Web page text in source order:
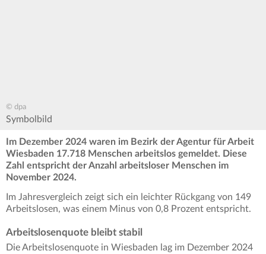
© dpa
Symbolbild
Im Dezember 2024 waren im Bezirk der Agentur für Arbeit
Wiesbaden 17.718 Menschen arbeitslos gemeldet. Diese
Zahl entspricht der Anzahl arbeitsloser Menschen im
November 2024.
Im Jahresvergleich zeigt sich ein leichter Rückgang von 149
Arbeitslosen, was einem Minus von 0,8 Prozent entspricht.
Arbeitslosenquote bleibt stabil
Die Arbeitslosenquote in Wiesbaden lag im Dezember 2024